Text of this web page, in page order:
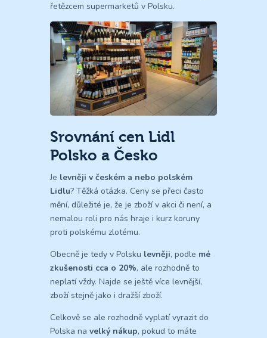
řetězcem supermarketů v Polsku.
Srovnání cen Lidl
Polsko a Česko
Je levněji v českém a nebo polském
Lidlu? Těžká otázka. Ceny se přeci často
mění, důležité je, že je zboží v akci či není, a
nemalou roli pro nás hraje i kurz koruny
proti polskému zlotému.
Obecně je tedy v Polsku levněji, podle mé
zkušenosti cca o 20%, ale rozhodně to
neplatí vždy. Najde se ještě více levnější,
zboží stejně jako i dražší zboží.
Celkově se ale rozhodně vyplatí vyrazit do
Polska na velký nákup, pokud to máte